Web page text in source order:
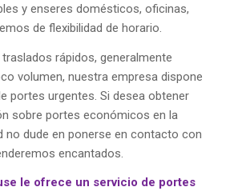
y enseres domésticos, oficinas,
de flexibilidad de horario.
rápidos, generalmente
volumen, nuestra empresa dispone
portes urgentes. Si desea obtener
sobre portes económicos en la
no dude en ponerse en contacto con
encantados.
le ofrece un servicio de portes